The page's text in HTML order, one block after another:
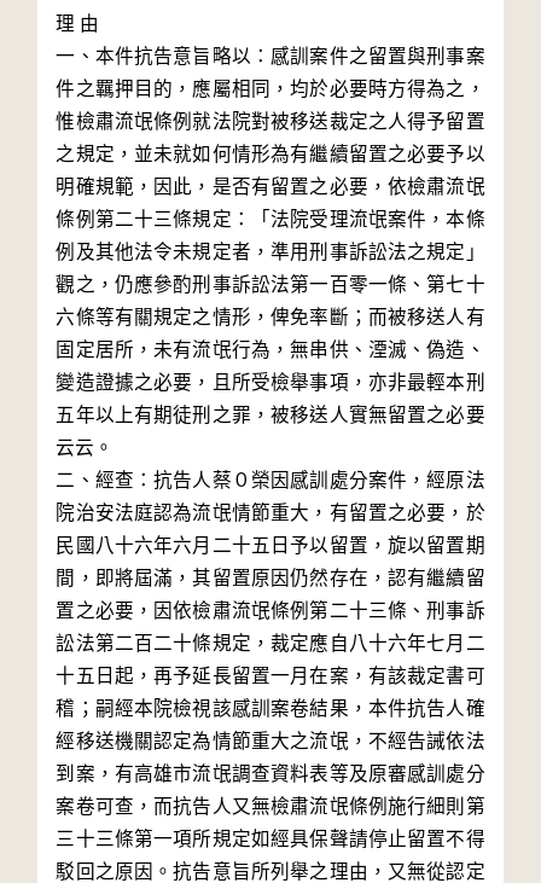
理 由
一、本件抗告意旨略以：感訓案件之留置與刑事案
件之羈押目的，應屬相同，均於必要時方得為之，
惟檢肅流氓條例就法院對被移送裁定之人得予留置
之規定，並未就如何情形為有繼續留置之必要予以
明確規範，因此，是否有留置之必要，依檢肅流氓
條例第二十三條規定：「法院受理流氓案件，本條
例及其他法令未規定者，準用刑事訴訟法之規定」
觀之，仍應參酌刑事訴訟法第一百零一條、第七十
六條等有關規定之情形，俾免率斷；而被移送人有
固定居所，未有流氓行為，無串供、湮滅、偽造、
變造證據之必要，且所受檢舉事項，亦非最輕本刑
五年以上有期徒刑之罪，被移送人實無留置之必要
云云。
二、經查：抗告人蔡０榮因感訓處分案件，經原法
院治安法庭認為流氓情節重大，有留置之必要，於
民國八十六年六月二十五日予以留置，旋以留置期
間，即將屆滿，其留置原因仍然存在，認有繼續留
置之必要，因依檢肅流氓條例第二十三條、刑事訴
訟法第二百二十條規定，裁定應自八十六年七月二
十五日起，再予延長留置一月在案，有該裁定書可
稽；嗣經本院檢視該感訓案卷結果，本件抗告人確
經移送機關認定為情節重大之流氓，不經告誡依法
到案，有高雄市流氓調查資料表等及原審感訓處分
案卷可查，而抗告人又無檢肅流氓條例施行細則第
三十三條第一項所規定如經具保聲請停止留置不得
駁回之原因。抗告意旨所列舉之理由，又無從認定